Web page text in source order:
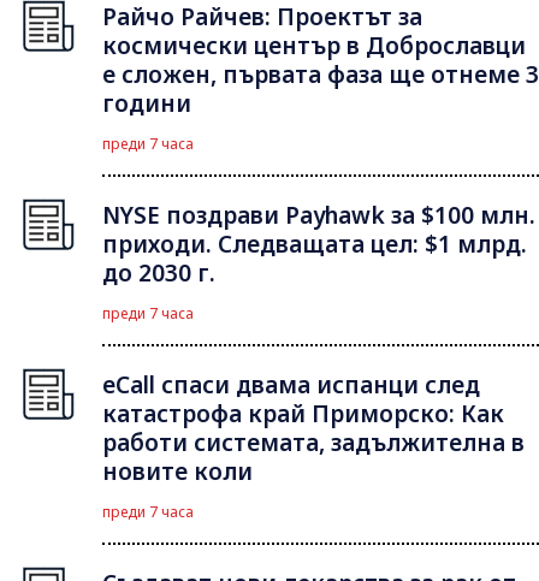
Райчо Райчев: Проектът за
космически център в Доброславци
е сложен, първата фаза ще отнеме 3
години
преди 7 часа
NYSE поздрави Payhawk за $100 млн.
приходи. Следващата цел: $1 млрд.
до 2030 г.
преди 7 часа
eCall спаси двама испанци след
катастрофа край Приморско: Как
работи системата, задължителна в
новите коли
преди 7 часа